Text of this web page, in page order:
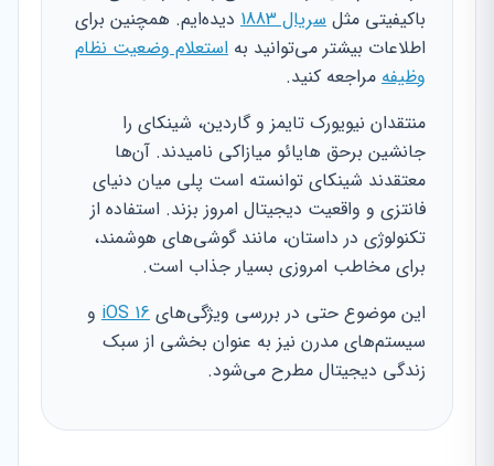
باکیفیتی مثل سریال 1883
دیده‌ایم. همچنین برای
اطلاعات بیشتر می‌توانید به استعلام وضعیت نظام
وظیفه مراجعه کنید.
منتقدان نیویورک تایمز و گاردین، شینکای را
جانشین برحق هایائو میازاکی نامیدند. آن‌ها
معتقدند شینکای توانسته است پلی میان دنیای
فانتزی و واقعیت دیجیتال امروز بزند. استفاده از
تکنولوژی در داستان، مانند گوشی‌های هوشمند،
برای مخاطب امروزی بسیار جذاب است.
این موضوع حتی در بررسی ویژگی‌های iOS 16 و
سیستم‌های مدرن نیز به عنوان بخشی از سبک
زندگی دیجیتال مطرح می‌شود.